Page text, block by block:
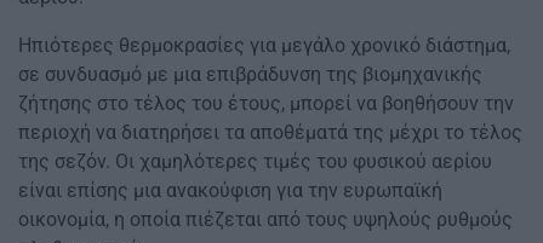
Ηπιότερες θερμοκρασίες για μεγάλο χρονικό διάστημα,
σε συνδυασμό με μια επιβράδυνση της βιομηχανικής
ζήτησης στο τέλος του έτους, μπορεί να βοηθήσουν την
περιοχή να διατηρήσει τα αποθέματά της μέχρι το τέλος
της σεζόν. Οι χαμηλότερες τιμές του φυσικού αερίου
είναι επίσης μια ανακούφιση για την ευρωπαϊκή
οικονομία, η οποία πιέζεται από τους υψηλούς ρυθμούς